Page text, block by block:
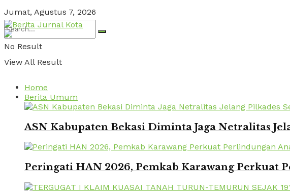
Jumat, Agustus 7, 2026
No Result
View All Result
Home
Berita Umum
ASN Kabupaten Bekasi Diminta Jaga Netralitas
Peringati HAN 2026, Pemkab Karawang Perkuat